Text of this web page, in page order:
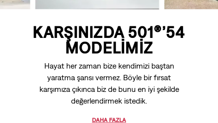
KARŞINIZDA 501®’54
MODELİMİZ
Hayat her zaman bize kendimizi baştan
yaratma şansı vermez. Böyle bir fırsat
karşımıza çıkınca biz de bunu en iyi şekilde
değerlendirmek istedik.
DAHA FAZLA